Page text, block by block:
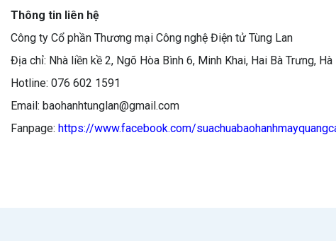
Thông tin liên hệ
Công ty Cổ phần Thương mại Công nghệ Điện tử Tùng Lan
Địa chỉ: Nhà liền kề 2, Ngõ Hòa Bình 6, Minh Khai, Hai Bà Trưng, Hà
Hotline: 076 602 1591
Email: baohanhtunglan@gmail.com
Fanpage: https://www.facebook.com/